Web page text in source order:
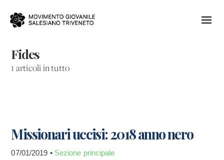
Fides
1 articoli in tutto
Missionari uccisi: 2018 anno nero
07/01/2019 • Sezione principale